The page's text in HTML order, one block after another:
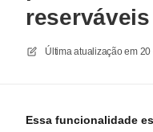
Última atualização em 20
Essa funcionalidade